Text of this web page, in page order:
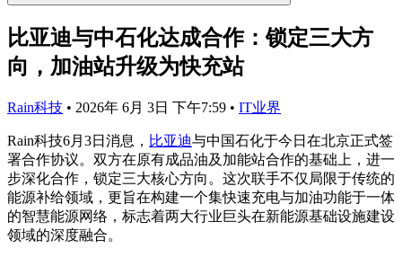
比亚迪与中石化达成合作：锁定三大方
向，加油站升级为快充站
Rain科技 • 2026年 6月 3日 下午7:59 • IT业界
Rain科技6月3日消息， 比亚迪与中国石化于今日在北京正式签
署合作协议。双方在原有成品油及加能站合作的基础上，进一
步深化合作，锁定三大核心方向。这次联手不仅局限于传统的
能源补给领域，更旨在构建一个集快速充电与加油功能于一体
的智慧能源网络，标志着两大行业巨头在新能源基础设施建设
领域的深度融合。